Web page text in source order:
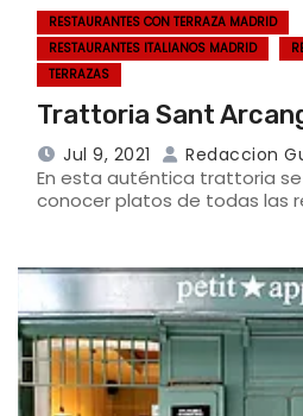
RESTAURANTES CON TERRAZA MADRID
RESTAURANTES ITALIANOS MADRID
TERRAZAS
Trattoria Sant
Jul 9, 2021 Redaccion
En esta auténtica trattoria
conocer platos de todas las